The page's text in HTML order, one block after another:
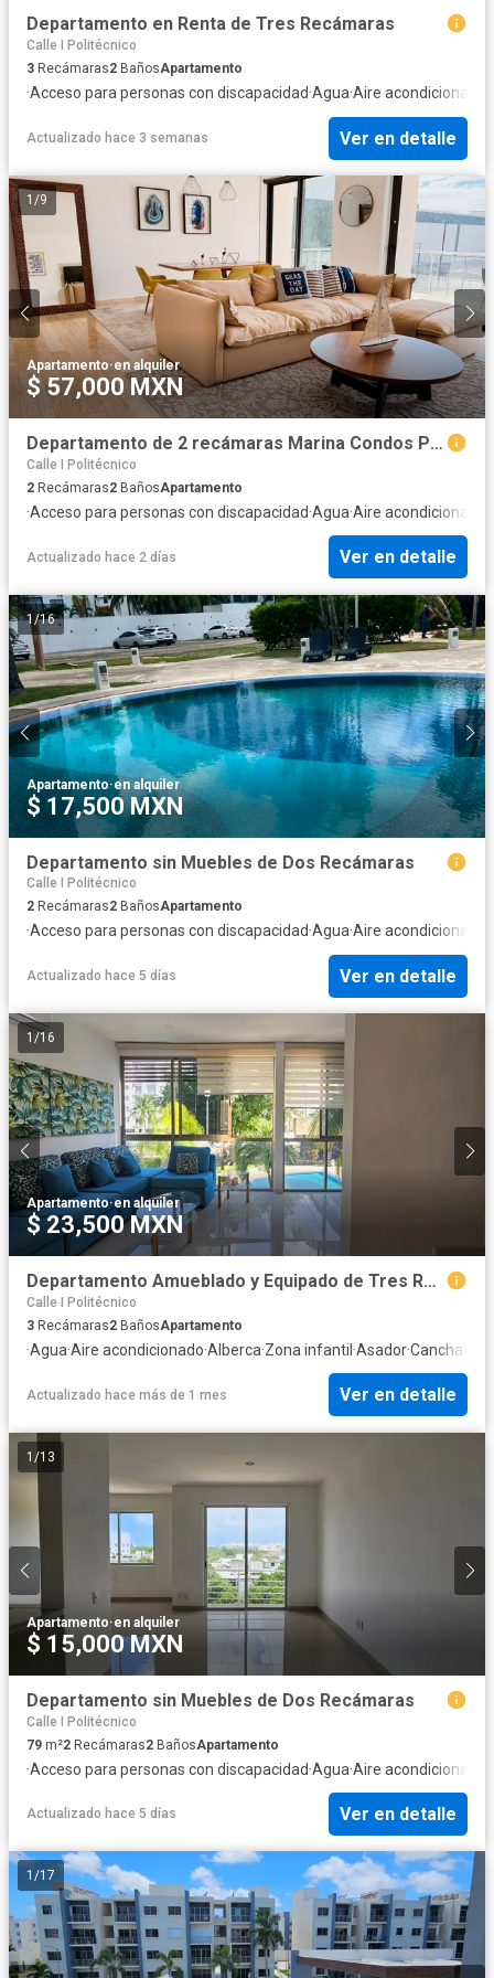
Departamento en Renta de Tres Recámaras
Calle I Politécnico
3 Recámaras2 BañosApartamento
·Acceso para personas con discapacidad·Agua·Aire acondicionado
Actualizado hace 3 semanas Ver en detalle
1 /9
Apartamento·en alquiler
$ 57,000 MXN
Departamento de 2 recámaras Marina Condos Puerto Cancún
Calle I Politécnico
2 Recámaras2 BañosApartamento
·Acceso para personas con discapacidad·Agua·Aire acondicionado
Actualizado hace 2 días Ver en detalle
1 /16
Apartamento·en alquiler
$ 17,500 MXN
Departamento sin Muebles de Dos Recámaras
Calle I Politécnico
2 Recámaras2 BañosApartamento
·Acceso para personas con discapacidad·Agua·Aire acondicionado
Actualizado hace 5 días Ver en detalle
1 /16
Apartamento·en alquiler
$ 23,500 MXN
Departamento Amueblado y Equipado de Tres Recámaras
Calle I Politécnico
3 Recámaras2 BañosApartamento
·Agua·Aire acondicionado·Alberca·Zona infantil ·Asador·Cancha de
Actualizado hace más de 1 mes Ver en detalle
1 /13
Apartamento·en alquiler
$ 15,000 MXN
Departamento sin Muebles de Dos Recámaras
Calle I Politécnico
79 m²2 Recámaras2 BañosApartamento
·Acceso para personas con discapacidad·Agua·Aire acondicionado
Actualizado hace 5 días Ver en detalle
1 /17